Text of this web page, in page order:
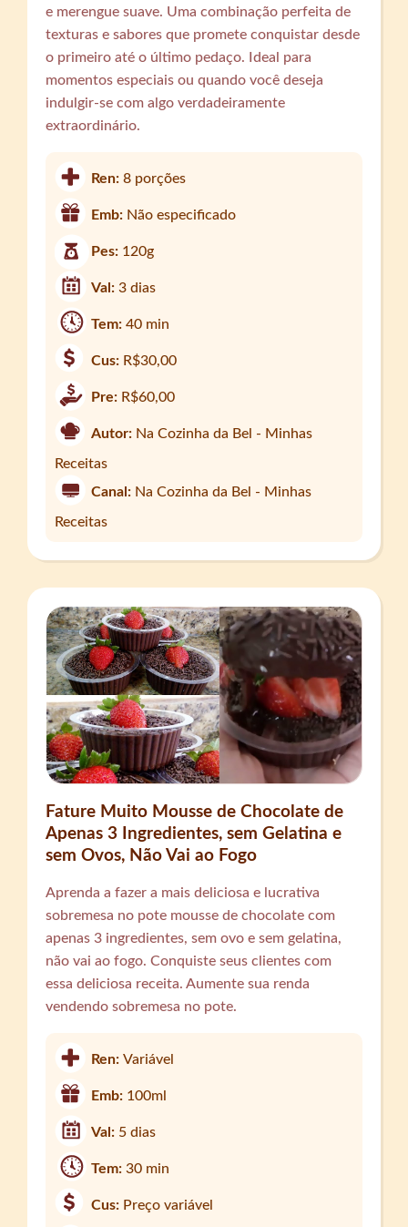
e merengue suave. Uma combinação perfeita de
texturas e sabores que promete conquistar desde
o primeiro até o último pedaço. Ideal para
momentos especiais ou quando você deseja
indulgir-se com algo verdadeiramente
extraordinário.
Ren:8 porções
Emb: Não especificado
Pes: 120g
Val:3 dias
Tem:40 min
Cus: R$30,00
Pre: R$60,00
Autor: Na Cozinha da Bel - Minhas
Receitas
Canal: Na Cozinha da Bel - Minhas
Receitas
Fature Muito Mousse de Chocolate de
Apenas 3 Ingredientes, sem Gelatina e
sem Ovos, Não Vai ao Fogo
Aprenda a fazer a mais deliciosa e lucrativa
sobremesa no pote mousse de chocolate com
apenas 3 ingredientes, sem ovo e sem gelatina,
não vai ao fogo. Conquiste seus clientes com
essa deliciosa receita. Aumente sua renda
vendendo sobremesa no pote.
Ren:Variável
Emb: 100ml
Val: 5 dias
Tem:30 min
Cus: Preço variável